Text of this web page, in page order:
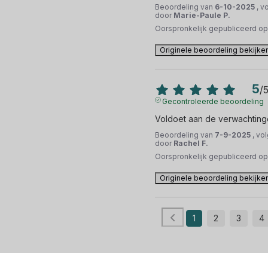
Beoordeling van 6-10-2025 ,
door Marie-Paule P.
Oorspronkelijk gepubliceerd
Originele beoordeling
5/5
Gecontroleerde beoordeling
Voldoet aan de
Beoordeling van 7-9-2025 ,
door Rachel F.
Oorspronkelijk gepubliceerd
Originele beoordeling
1 2 3 4